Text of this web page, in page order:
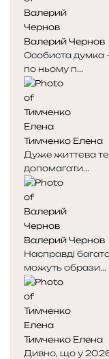
н
к
а
н
к
а
Валерий Чернов
Особиста думка
по ньому п...
Тимченко Елена
Дуже життєва
допомагати...
Валерий Чернов
Насправді
можуть образи...
Тимченко Елена
Дивно, що у 2026